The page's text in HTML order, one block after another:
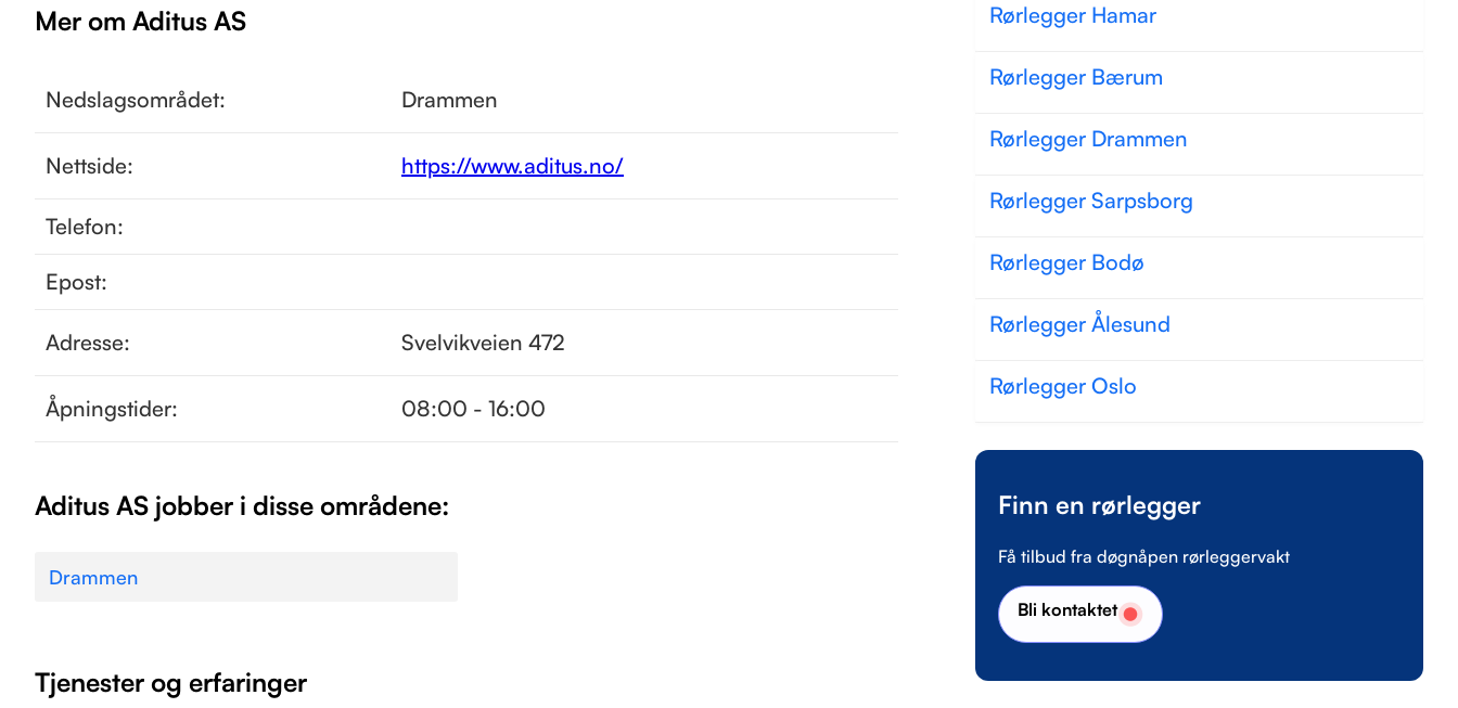
Mer om Aditus AS
Nedslagsområdet: Drammen
Nettside: https://www.aditus.no/
Telefon:
Epost:
Adresse: Svelvikveien 472
Åpningstider: 08:00 - 16:00
Aditus AS jobber i disse områdene:
Drammen
Tjenester og erfaringer
Rørlegger Hamar
Rørlegger Bærum
Rørlegger Drammen
Rørlegger Sarpsborg
Rørlegger Bodø
Rørlegger Ålesund
Rørlegger Oslo
Finn en rørlegger
Få tilbud fra døgnåpen rørleggervakt
Bli kontaktet